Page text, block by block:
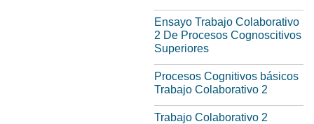
Ensayo Trabajo Colaborativo
2 De Procesos Cognoscitivos
Superiores
Procesos Cognitivos básicos
Trabajo Colaborativo 2
Trabajo Colaborativo 2